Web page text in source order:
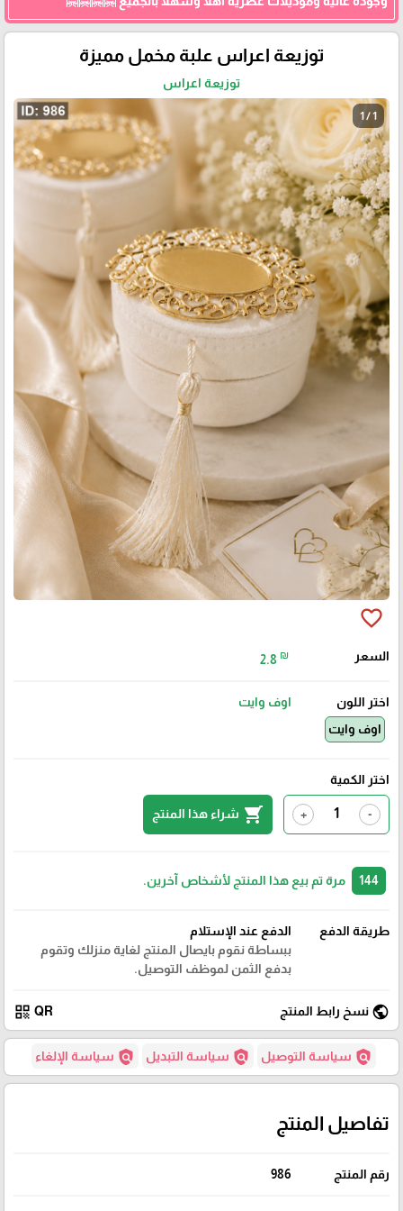
توزيعة اعراس علبة مخمل مميزة
توزيعة اعراس
1 / 1
favorite_border
السعر 2.8 ₪
اختر اللون
اوف وايت
اوف وايت
اختر الكمية
-
+
shopping_cart شراء هذا المنتج
مرة تم بيع هذا المنتج لأشخاص آخرين.
طريقة الدفع
الدفع عند الإستلام
ببساطة نقوم بايصال المنتج لغاية منزلك وتقوم
بدفع الثمن لموظف التوصيل.
public نسخ رابط المنتج QR
qr_code
policy سياسة التوصيل policy سياسة التبديل policy سياسة الإلغاء
تفاصيل المنتج
رقم المنتج 986